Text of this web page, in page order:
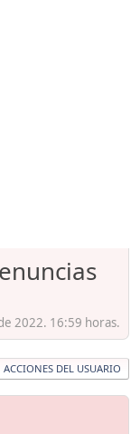
2022. 16:59 horas.
ACCIONES DEL USUARIO